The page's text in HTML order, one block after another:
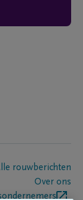
rouwberichten
Over ons